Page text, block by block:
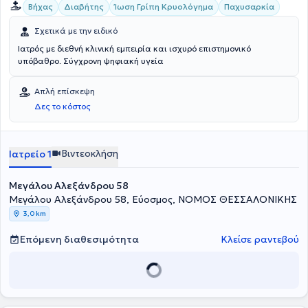
Βήχας Διαβήτης Ίωση Γρίπη Κρυολόγημα Παχυσαρκία
Σχετικά με την ειδικό
Ιατρός με διεθνή κλινική εμπειρία και ισχυρό επιστημονικό
υπόβαθρο. Σύγχρονη ψηφιακή υγεία
Απλή επίσκεψη
Δες το κόστος
Ιατρείο 1 Βιντεοκλήση
Μεγάλου Αλεξάνδρου 58
Μεγάλου Αλεξάνδρου 58, Εύοσμος, ΝΟΜΟΣ ΘΕΣΣΑΛΟΝΙΚΗΣ
3,0 km
Επόμενη διαθεσιμότητα Κλείσε ραντεβού